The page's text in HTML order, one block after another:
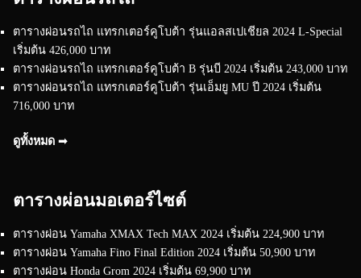
ตารางผ่อนรถไถ แทรกเตอร์คูโบต้า รุ่นแอลสเปเชียล 2024 L-Special
เริ่มต้น 426,000 บาท
ตารางผ่อนรถไถ แทรกเตอร์คูโบต้า B รุ่นบี 2024 เริ่มต้น 243,000 บาท
ตารางผ่อนรถไถ แทรกเตอร์คูโบต้า รุ่นเอ็มยู MU ปี 2024 เริ่มต้น
716,000 บาท
ดูทั้งหมด ➟
ตารางผ่อนมอเตอร์ไซต์
ตารางผ่อน Yamaha XMAX Tech MAX 2024 เริ่มต้น 224,900 บาท
ตารางผ่อน Yamaha Fino Final Edition 2024 เริ่มต้น 50,900 บาท
ตารางผ่อน Honda Grom 2024 เริ่มต้น 69,900 บาท